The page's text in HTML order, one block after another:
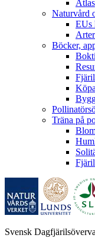
Naturvård
EUs
Böcker,
Träna på
Svensk